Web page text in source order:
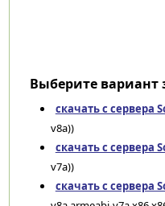
Выберите вариант
скачать с сервера
v8a))
скачать с сервера
v7a))
скачать с сервера